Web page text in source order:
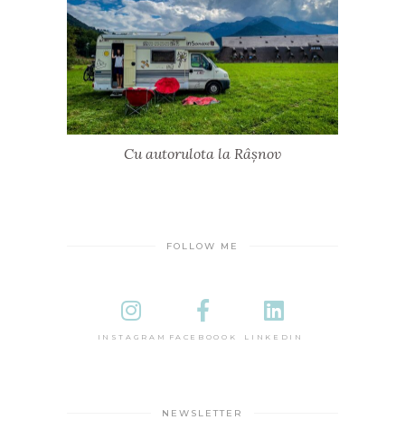
Cu autorulota la Râșnov
FOLLOW ME
INSTAGRAM FACEBOOOK LINKEDIN
NEWSLETTER